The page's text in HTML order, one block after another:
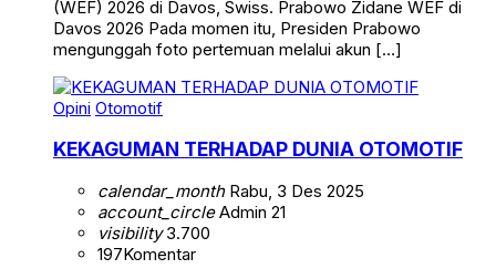
(WEF) 2026 di Davos, Swiss. Prabowo Zidane WEF di
Davos 2026 Pada momen itu, Presiden Prabowo
mengunggah foto pertemuan melalui akun […]
Opini Otomotif
KEKAGUMAN TERHADAP DUNIA OTOMOTIF
calendar_monthRabu, 3 Des 2025
account_circleAdmin 21
visibility3.700
197Komentar